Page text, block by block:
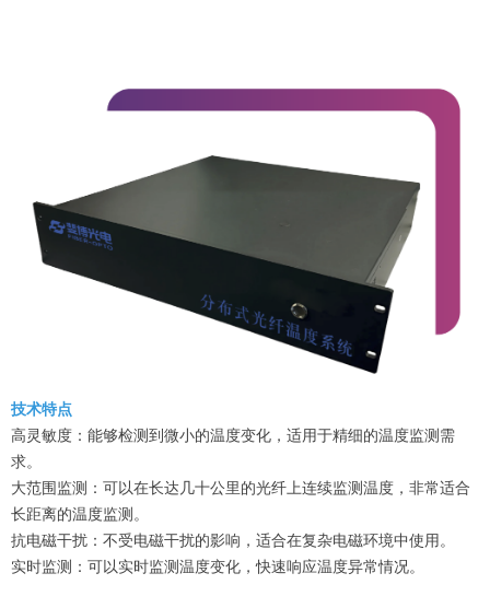
技术特点
高灵敏度：能够检测到微小的温度变化，适用于精细的温度监测需
求。
大范围监测：可以在长达几十公里的光纤上连续监测温度，非常适合
长距离的温度监测。
抗电磁干扰：不受电磁干扰的影响，适合在复杂电磁环境中使用。
实时监测：可以实时监测温度变化，快速响应温度异常情况。